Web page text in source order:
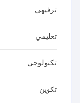
ترفيهي
تعليمي
تكنولوجي
تكوين